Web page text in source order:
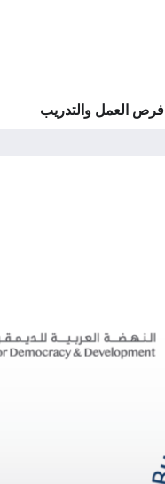
فرص العمل والتدريب